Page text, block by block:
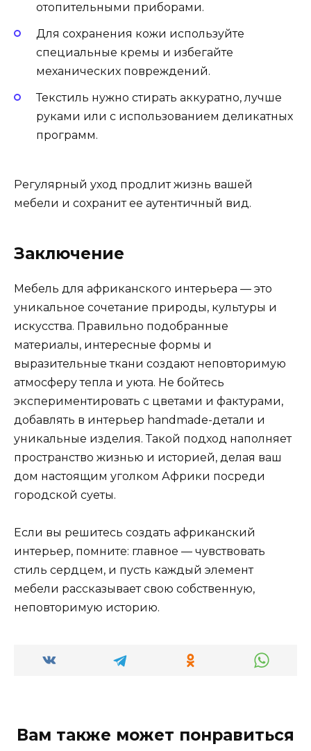
отопительными приборами.
Для сохранения кожи используйте
специальные кремы и избегайте
механических повреждений.
Текстиль нужно стирать аккуратно, лучше
руками или с использованием деликатных
программ.
Регулярный уход продлит жизнь вашей
мебели и сохранит ее аутентичный вид.
Заключение
Мебель для африканского интерьера — это
уникальное сочетание природы, культуры и
искусства. Правильно подобранные
материалы, интересные формы и
выразительные ткани создают неповторимую
атмосферу тепла и уюта. Не бойтесь
экспериментировать с цветами и фактурами,
добавлять в интерьер handmade-детали и
уникальные изделия. Такой подход наполняет
пространство жизнью и историей, делая ваш
дом настоящим уголком Африки посреди
городской суеты.
Если вы решитесь создать африканский
интерьер, помните: главное — чувствовать
стиль сердцем, и пусть каждый элемент
мебели рассказывает свою собственную,
неповторимую историю.
Вам также может понравиться